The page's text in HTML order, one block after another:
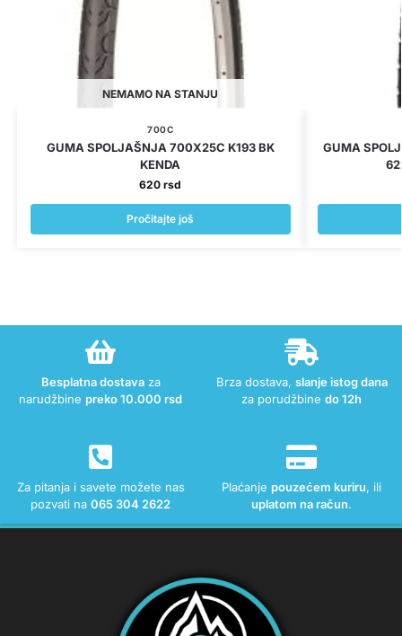
NEMAMO NA STANJU
700C
GUMA SPOLJAŠNJA 700X25C K193 BK
KENDA
620rsd
Pročitajte još
GUMA
Besplatna dostavaza
narudžbine preko 10.000 rsd
Brza dostava, slanje istog dana
za porudžbine do 12h
Za pitanja i savete možete nas
pozvati na 065 304 2622
Plaćanje pouzećem kuriru, ili
uplatom na račun.